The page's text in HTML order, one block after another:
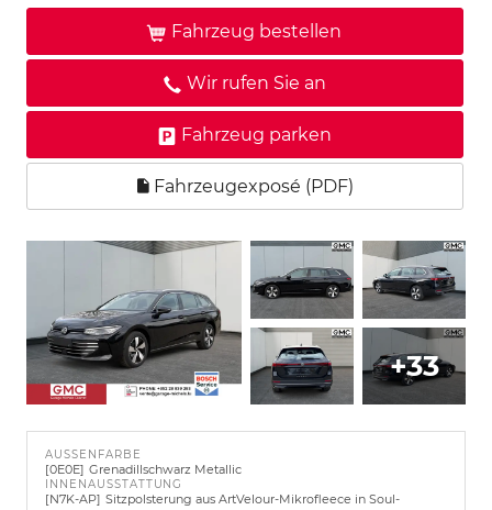
Fahrzeug bestellen
Wir rufen Sie an
Fahrzeug parken
Fahrzeugexposé (PDF)
+33
AUSSENFARBE
0E0E Grenadillschwarz Metallic
INNENAUSSTATTUNG
N7K-AP Sitzpolsterung aus ArtVelour-Mikrofleece in Soul-